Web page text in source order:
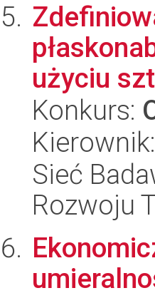
użyciu
Konkurs:
Sieć
Rozwoju